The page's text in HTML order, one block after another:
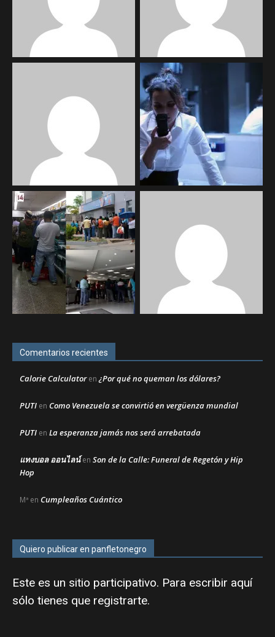
Comentarios recientes
Calorie Calculatoren¿Por qué no queman los dólares?
PUTI en Como Venezuela se convirtió en vergüenza mundial
PUTI en La esperanza jamás nos será arrebatada
แทงบอล ออนไลน์en Son de la Calle: Funeral de Regetón y Hip
Hop
Mª en Cumpleaños Cuántico
Quiero publicar en panfletonegro
Este es un sitio participativo. Para escribir aquí
sólo tienes que registrarte.